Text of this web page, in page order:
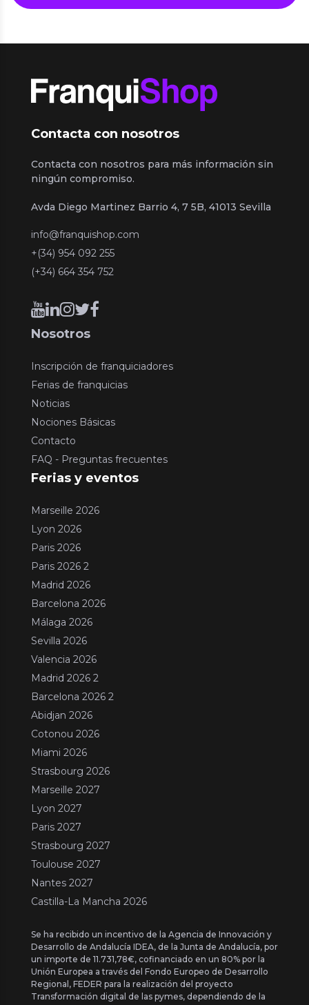
Contacta con nosotros
Contacta con nosotros para más información sin
ningún compromiso.
Avda Diego Martinez Barrio 4, 7 5B, 41013 Sevilla
info@franquishop.com
+(34) 954 092 255
(+34) 664 354 752
Nosotros
Inscripción de franquiciadores
Ferias de franquicias
Noticias
Nociones Básicas
Contacto
FAQ - Preguntas frecuentes
Ferias y eventos
Marseille 2026
Lyon 2026
Paris 2026
Paris 2026 2
Madrid 2026
Barcelona 2026
Málaga 2026
Sevilla 2026
Valencia 2026
Madrid 2026 2
Barcelona 2026 2
Abidjan 2026
Cotonou 2026
Miami 2026
Strasbourg 2026
Marseille 2027
Lyon 2027
Paris 2027
Strasbourg 2027
Toulouse 2027
Nantes 2027
Castilla-La Mancha 2026
Se ha recibido un incentivo de la Agencia de Innovación y
Desarrollo de Andalucía IDEA, de la Junta de Andalucía, por
un importe de 11.731,78€, cofinanciado en un 80% por la
Unión Europea a través del Fondo Europeo de Desarrollo
Regional, FEDER para la realización del proyecto
Transformación digital de las pymes, dependiendo de la